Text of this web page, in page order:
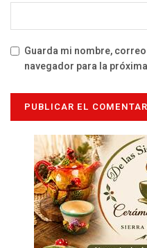
Guarda mi nombre,
navegador para la